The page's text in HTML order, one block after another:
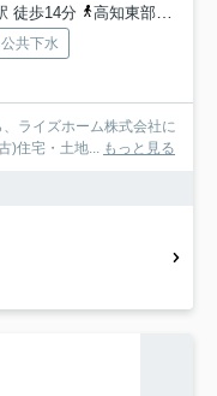
徒歩14分
高知東部交通「桟橋通三丁目（バス）」バス停下車 徒歩11分
公共下水
ライズホーム株式会社に
)住宅・土地... もっと見る